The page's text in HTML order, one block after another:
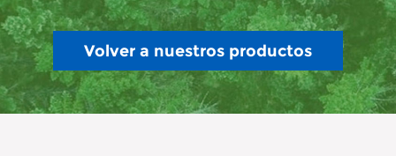
Volver a nuestros productos